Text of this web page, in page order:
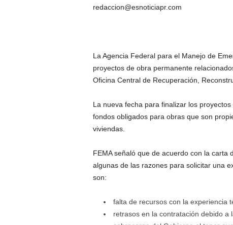
redaccion@esnoticiapr.com
La Agencia Federal para el Manejo de
proyectos de obra permanente
Oficina Central de Recuperación,
La nueva fecha para finalizar los
fondos obligados para obras que son
viviendas.
FEMA señaló que de acuerdo con la carta
algunas de las razones para solicitar una
son:
falta de recursos con la experiencia
retrasos en la contratación debido a